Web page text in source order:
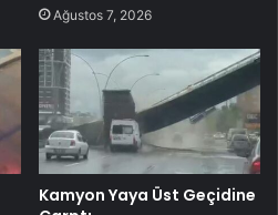
Ağustos 7, 2026
Kamyon Yaya Üst Geçidine